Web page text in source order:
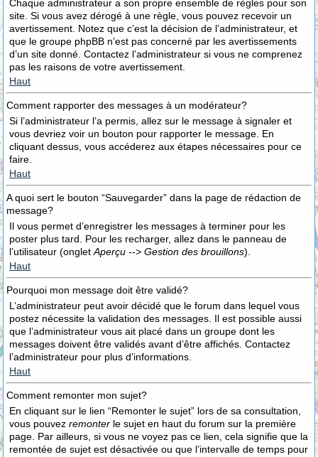
Chaque administrateur a son propre ensemble de règles pour son
site. Si vous avez dérogé à une règle, vous pouvez recevoir un
avertissement. Notez que c’est la décision de l’administrateur, et
que le groupe phpBB n’est pas concerné par les avertissements
d’un site donné. Contactez l’administrateur si vous ne comprenez
pas les raisons de votre avertissement.
Haut
Comment rapporter des messages à un modérateur?
Si l’administrateur l’a permis, allez sur le message à signaler et
vous devriez voir un bouton pour rapporter le message. En
cliquant dessus, vous accéderez aux étapes nécessaires pour ce
faire.
Haut
A quoi sert le bouton “Sauvegarder” dans la page de rédaction de
message?
Il vous permet d’enregistrer les messages à terminer pour les
poster plus tard. Pour les recharger, allez dans le panneau de
l’utilisateur (onglet Aperçu --> Gestion des brouillons).
Haut
Pourquoi mon message doit être validé?
L’administrateur peut avoir décidé que le forum dans lequel vous
postez nécessite la validation des messages. Il est possible aussi
que l’administrateur vous ait placé dans un groupe dont les
messages doivent être validés avant d’être affichés. Contactez
l’administrateur pour plus d’informations.
Haut
Comment remonter mon sujet?
En cliquant sur le lien “Remonter le sujet” lors de sa consultation,
vous pouvez remonter le sujet en haut du forum sur la première
page. Par ailleurs, si vous ne voyez pas ce lien, cela signifie que la
remontée de sujet est désactivée ou que l’intervalle de temps pour